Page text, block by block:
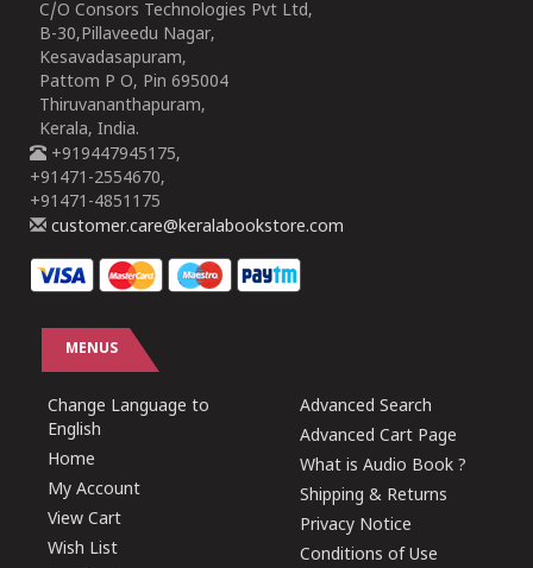
C/O Consors Technologies Pvt Ltd,
B-30,Pillaveedu Nagar,
Kesavadasapuram,
Pattom P O, Pin 695004
Thiruvananthapuram,
Kerala, India.
+919447945175,
+91471-2554670,
+91471-4851175
customer.care@keralabookstore.com
MENUS
Change Language to
English
Home
My Account
View Cart
Wish List
Advanced Search
Advanced Cart Page
What is Audio Book ?
Shipping & Returns
Privacy Notice
Conditions of Use